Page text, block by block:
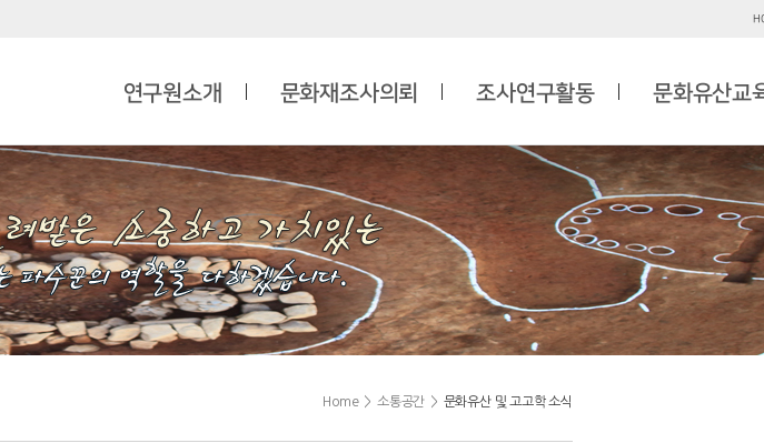
연구원소개 문화재조사의뢰 조사연구활동 문화유산교
Home > 소통공간 > 문화유산 및 고고학 소식